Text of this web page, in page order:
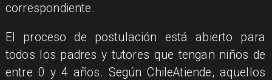
correspondiente.
El proceso de postulación está abierto para
todos los padres y tutores que tengan niños de
entre 0 y 4 años. Según ChileAtiende, aquellos